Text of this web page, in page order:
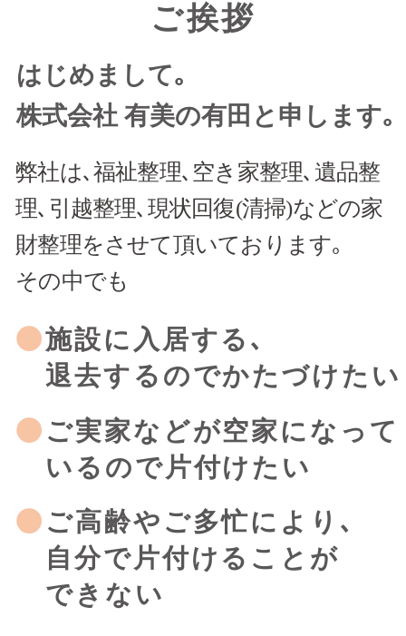
ご挨拶
はじめまして｡
株式会社 有美の有田と申します｡
弊社は､福祉整理､空き家整理､遺品整
理､引越整理､現状回復(清掃)などの家
財整理をさせて頂いております｡
その中でも
施設に入居する､
退去するのでかたづけたい
ご実家などが空家になって
いるので片付けたい
ご高齢やご多忙により､
自分で片付けることが
できない